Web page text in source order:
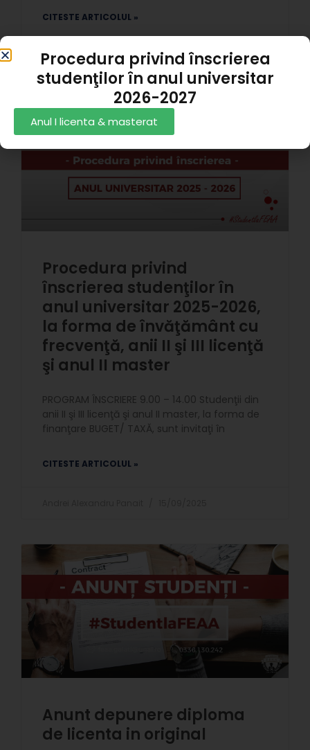
CITESTE ARTICOLUL »
Andrei Alexandru Panait 18/09/2025
Procedura privind
înscrierea studenţilor în
anul universitar 2025-2026,
la forma de învăţământ cu
frecvenţă, anii II şi III licenţă
şi anul II master
PROGRAM ÎNSCRIERE 9.00 – 14.00 Studenţii din
anii II şi III licenţă şi anul II master, la forma de
finanţare BUGET/ TAXĂ, sunt invitaţi în
CITESTE ARTICOLUL »
Anunt depunere diploma
de licenta in original
Procedura privind înscrierea
studenţilor în anul universitar
2026-2027
Anul I licenta & masterat